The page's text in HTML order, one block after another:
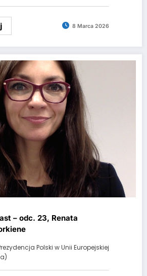
8 Marca 2026
– odc. 23, Renata
Polski w Unii Europejskiej